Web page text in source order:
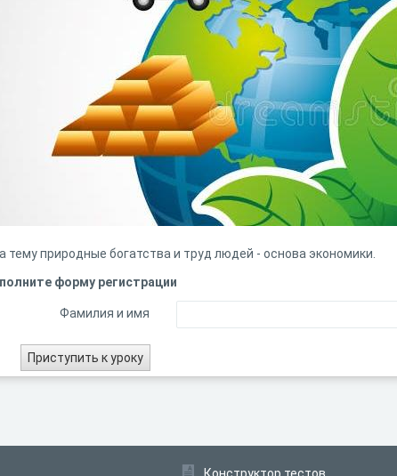
тему природные богатства и труд людей - основа экономики.
форму регистрации
Фамилия и имя